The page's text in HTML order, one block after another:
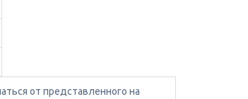
от представленного на